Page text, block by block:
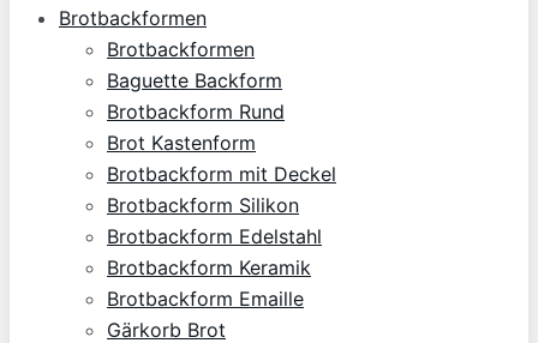
Brotbackformen
Brotbackformen
Baguette Backform
Brotbackform Rund
Brot Kastenform
Brotbackform mit Deckel
Brotbackform Silikon
Brotbackform Edelstahl
Brotbackform Keramik
Brotbackform Emaille
Gärkorb Brot